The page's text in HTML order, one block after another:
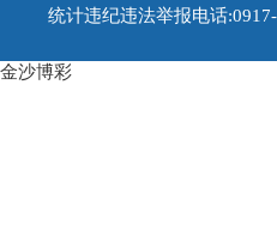
统计违纪违法举报电话
金沙博彩